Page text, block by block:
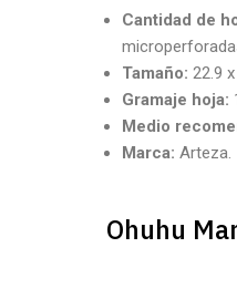
Cantidad de
Tamaño: 22.9
Gramaje hoja:
Medio
Marca: Arteza.
Ohuhu